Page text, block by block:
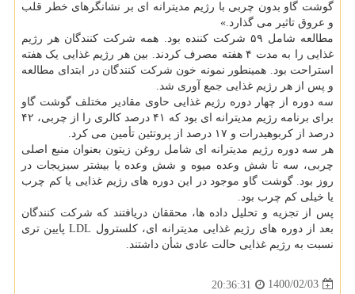
گوشت گاو بدون چربی با رژیم مدیترانه ای بر نشانگرهای خطر قلب
و عروق تاثیر می گذارد.»
مطالعه شامل ۵۹ شرکت کننده بود. همه شرکت کنندگان هر رژیم
غذایی را به مدت ۴ هفته مصرف کردند. بین هر رژیم غذایی یک هفته
استراحت بود. همینطور نمونه خون شرکت کنندگان در ابتدای مطالعه
و پس از هر رژیم غذایی جمع آوری شد.
سه دوره از چهار دوره رژیم غذایی حاوی مقادیر مختلف گوشت گاو
برای برنامه رژیم مدیترانه ای بود که ۴۱ درصد کالری را از چربی، ۴۲
درصد از کربوهیدرات و ۱۷ درصد از پروتئین تأمین می کرد.
هر سه دوره رژیم مدیترانه ای شامل روغن زیتون بعنوان منبع اصلی
چربی، سه تا شش وعده میوه و شش وعده یا بیشتر سبزیجات در
روز بود. گوشت گاو موجود در این دوره های رژیم غذایی یا کم چرب
یا خیلی کم چرب بود.
پس از تجزیه و تحلیل داده ها، محققان دریافتند که شرکت کنندگان
بعد از دوره های رژیم غذایی مدیترانه ای، کلسترول LDL پایین تری
نسبت به رژیم غذایی حالت عادی شأن داشتند.
1400/02/03
20:36:31